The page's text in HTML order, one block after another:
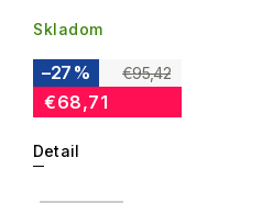
Skladom
€95,42
–27 %
€68,71
Detail